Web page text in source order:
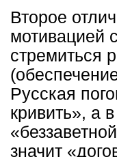
Второе
мотивацией
стремиться
Русская
кривить», а
значит